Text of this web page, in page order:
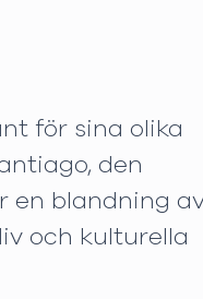
för sina olika
den
en blandning
och kulturella